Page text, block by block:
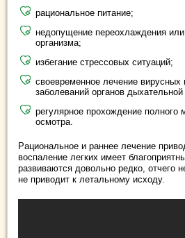
рациональное питание;
недопущение переохлаждения или
организма;
избегание стрессовых ситуаций;
своевременное лечение вирусных
заболеваний органов
регулярное прохождение полного
осмотра.
Рациональное и раннее лечение
воспаление легких имеет
развиваются довольно редко, отчего
не приводит к летальному исходу.